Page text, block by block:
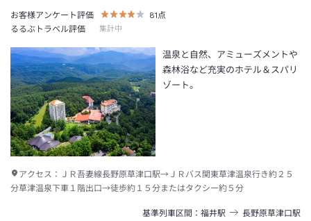
お客様アンケート評価
81点
るるぶトラベル評価
集計中
温泉と自然、アミューズメントや
森林浴など充実のホテル＆スパリ
ゾート。
アクセス： ＪＲ吾妻線長野原草津口駅→ＪＲバス関東草津温泉行き約２５
分草津温泉下車１階出口→徒歩約１５分またはタクシー約５分
基準列車区間 福井駅 長野原草津口駅